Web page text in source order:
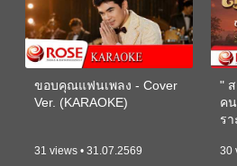
ขอบคุณแฟนเพลง - Cover
Ver. (KARAOKE)
31 views • 31.07.2569
"
ค
ร
30